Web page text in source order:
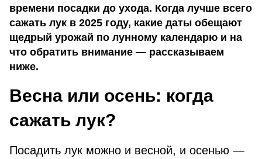
времени посадки до ухода. Когда лучше всего
сажать лук в 2025 году, какие даты обещают
щедрый урожай по лунному календарю и на
что обратить внимание — рассказываем
ниже.
Весна или осень: когда
сажать лук?
Посадить лук можно и весной, и осенью —